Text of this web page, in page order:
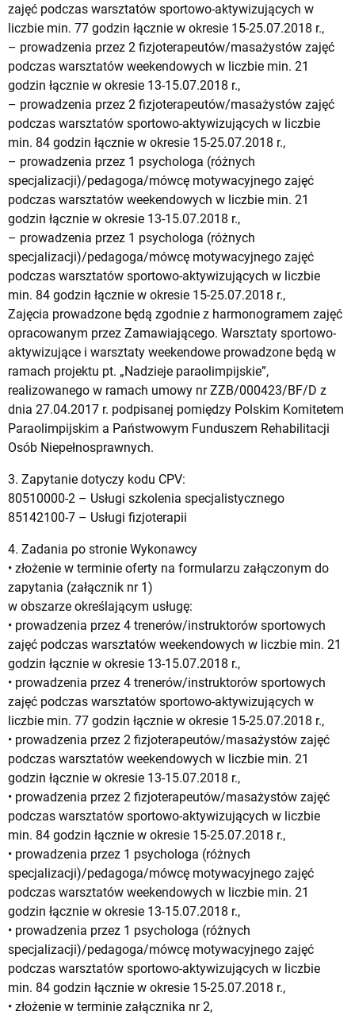
zajęć podczas warsztatów sportowo-aktywizujących w
liczbie min. 77 godzin łącznie w okresie 15-25.07.2018 r.,
– prowadzenia przez 2 fizjoterapeutów/masażystów zajęć
podczas warsztatów weekendowych w liczbie min. 21
godzin łącznie w okresie 13-15.07.2018 r.,
– prowadzenia przez 2 fizjoterapeutów/masażystów zajęć
podczas warsztatów sportowo-aktywizujących w liczbie
min. 84 godzin łącznie w okresie 15-25.07.2018 r.,
– prowadzenia przez 1 psychologa (różnych
specjalizacji)/pedagoga/mówcę motywacyjnego zajęć
podczas warsztatów weekendowych w liczbie min. 21
godzin łącznie w okresie 13-15.07.2018 r.,
– prowadzenia przez 1 psychologa (różnych
specjalizacji)/pedagoga/mówcę motywacyjnego zajęć
podczas warsztatów sportowo-aktywizujących w liczbie
min. 84 godzin łącznie w okresie 15-25.07.2018 r.,
Zajęcia prowadzone będą zgodnie z harmonogramem zajęć
opracowanym przez Zamawiającego. Warsztaty sportowo-
aktywizujące i warsztaty weekendowe prowadzone będą w
ramach projektu pt. „Nadzieje paraolimpijskie”,
realizowanego w ramach umowy nr ZZB/000423/BF/D z
dnia 27.04.2017 r. podpisanej pomiędzy Polskim Komitetem
Paraolimpijskim a Państwowym Funduszem Rehabilitacji
Osób Niepełnosprawnych.
3. Zapytanie dotyczy kodu CPV:
80510000-2 – Usługi szkolenia specjalistycznego
85142100-7 – Usługi fizjoterapii
4. Zadania po stronie Wykonawcy
• złożenie w terminie oferty na formularzu załączonym do
zapytania (załącznik nr 1)
w obszarze określającym usługę:
• prowadzenia przez 4 trenerów/instruktorów sportowych
zajęć podczas warsztatów weekendowych w liczbie min. 21
godzin łącznie w okresie 13-15.07.2018 r.,
• prowadzenia przez 4 trenerów/instruktorów sportowych
zajęć podczas warsztatów sportowo-aktywizujących w
liczbie min. 77 godzin łącznie w okresie 15-25.07.2018 r.,
• prowadzenia przez 2 fizjoterapeutów/masażystów zajęć
podczas warsztatów weekendowych w liczbie min. 21
godzin łącznie w okresie 13-15.07.2018 r.,
• prowadzenia przez 2 fizjoterapeutów/masażystów zajęć
podczas warsztatów sportowo-aktywizujących w liczbie
min. 84 godzin łącznie w okresie 15-25.07.2018 r.,
• prowadzenia przez 1 psychologa (różnych
specjalizacji)/pedagoga/mówcę motywacyjnego zajęć
podczas warsztatów weekendowych w liczbie min. 21
godzin łącznie w okresie 13-15.07.2018 r.,
• prowadzenia przez 1 psychologa (różnych
specjalizacji)/pedagoga/mówcę motywacyjnego zajęć
podczas warsztatów sportowo-aktywizujących w liczbie
min. 84 godzin łącznie w okresie 15-25.07.2018 r.,
• złożenie w terminie załącznika nr 2,